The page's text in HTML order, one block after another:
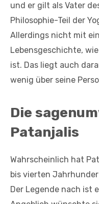
und er gilt als Vater
Philosophie-Teil der
Allerdings nicht mit
Lebensgeschichte, wie
ist. Das liegt auch
wenig über seine
Die
Patanjalis
Wahrscheinlich hat
bis vierten
Der Legende nach ist